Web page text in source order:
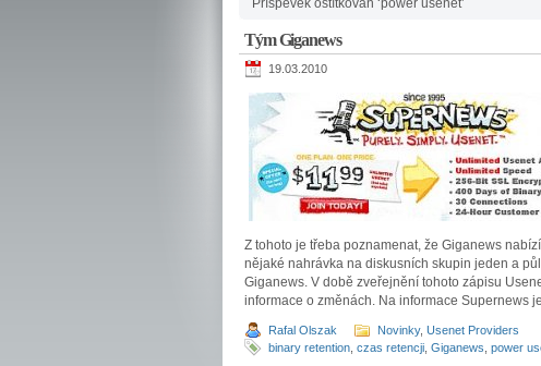
Příspěvek oštítkován ‘power usenet’
Tým Giganews
19.03.2010
Z tohoto je třeba poznamenat, že Giganews
nějaké nahrávka na diskusních skupin jeden a
Giganews. V době zveřejnění tohoto zápisu
informace o změnách. Na informace Supernews
Rafal Olszak Novinky, Usenet Providers
binary retention czas retencji Giganews power